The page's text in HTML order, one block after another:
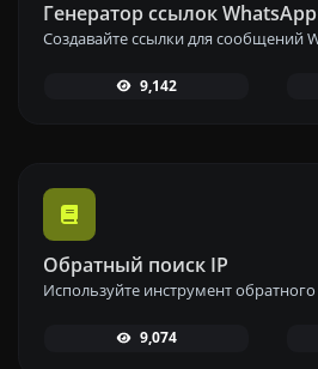
Генератор ссылок WhatsApp
9,142
Обратный поиск IP
9,074